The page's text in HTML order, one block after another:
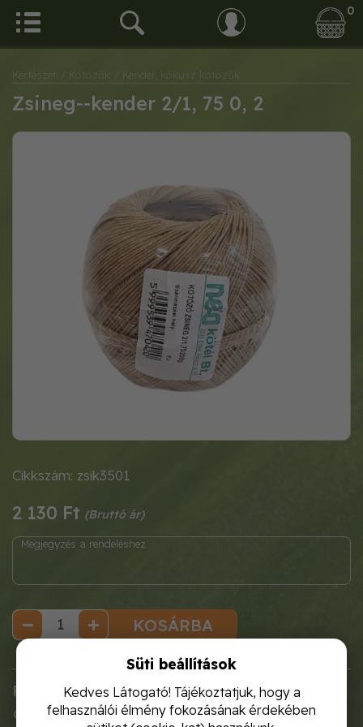
0
Kertészet / Kötözők / Kender, kókusz kötözők
Zsineg--kender 2/1, 75 0, 2
Cikkszám: zsik3501
2 130 Ft
KOSÁRBA
Paraméterei
Cikkszám: zsik3501
Süti beállítások
Kedves Látogató! Tájékoztatjuk, hogy a
felhasználói élmény fokozásának érdekében